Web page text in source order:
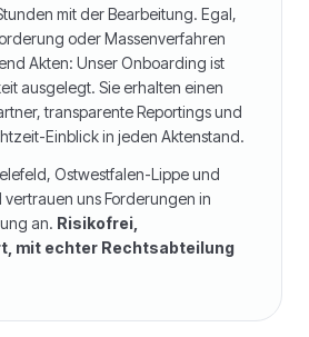
mit der Bearbeitung. Egal,
oder Massenverfahren
Akten: Unser Onboarding ist
ausgelegt. Sie erhalten einen
transparente Reportings und
Einblick in jeden Aktenstand.
, Ostwestfalen-Lippeund
uns Forderungen in
an. Risikofrei,
mit echter Rechtsabteilung